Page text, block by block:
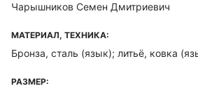
Чарышников Семен Дмитриевич
МАТЕРИАЛ, ТЕХНИКА:
Бронза, сталь (язык); литьё, ковка
РАЗМЕР: